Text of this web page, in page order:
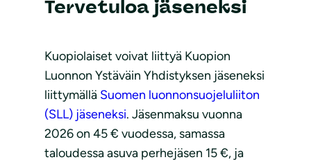
Tervetuloa jäseneksi
Kuopiolaiset voivat liittyä Kuopion
Luonnon Ystäväin Yhdistyksen jäseneksi
liittymällä Suomen luonnonsuojeluliiton
(SLL) jäseneksi. Jäsenmaksu vuonna
2026 on 45 € vuodessa, samassa
taloudessa asuva perhejäsen 15 €, ja